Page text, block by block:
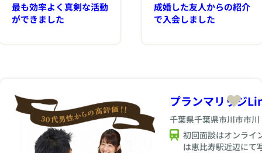
最も効率よく真剣な活動
ができました
成婚した友人からの紹介
で入会しました
プランマリッジ
千葉県千葉県市川市市川
初回面談はオンライ
は恵比寿駅近辺にて